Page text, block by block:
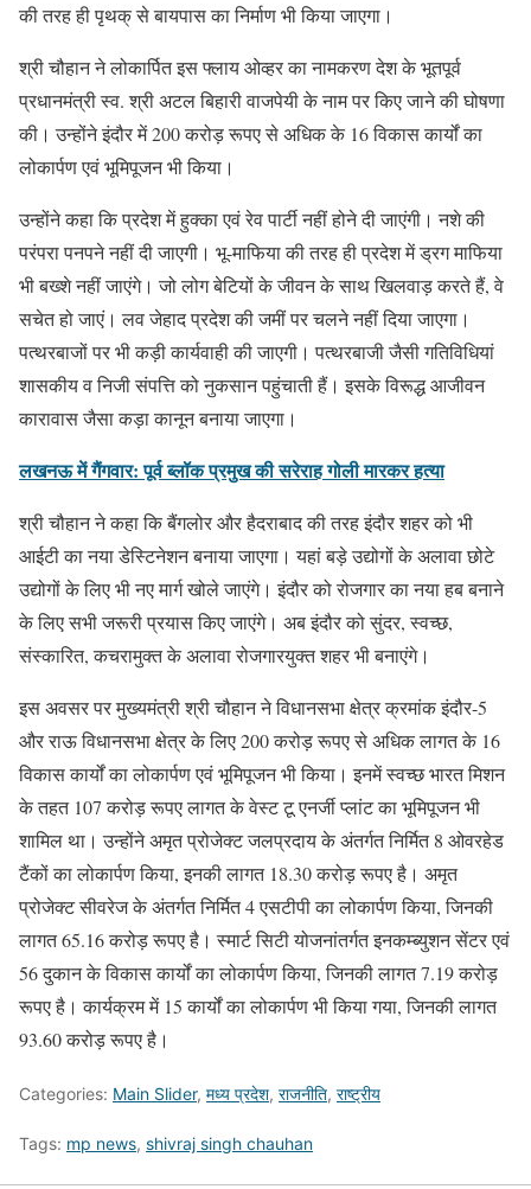
की तरह ही पृथक् से बायपास का निर्माण भी किया जाएगा।
श्री चौहान ने लोकार्पित इस फ्लाय ओव्हर का नामकरण देश के भूतपूर्व
प्रधानमंत्री स्व. श्री अटल बिहारी वाजपेयी के नाम पर किए जाने की घोषणा
की। उन्होंने इंदौर में 200 करोड़ रूपए से अधिक के 16 विकास कार्यों का
लोकार्पण एवं भूमिपूजन भी किया।
उन्होंने कहा कि प्रदेश में हुक्का एवं रेव पार्टी नहीं होने दी जाएंगी। नशे की
परंपरा पनपने नहीं दी जाएगी। भू-माफिया की तरह ही प्रदेश में ड्रग माफिया
भी बख्शे नहीं जाएंगे। जो लोग बेटियों के जीवन के साथ खिलवाड़ करते हैं, वे
सचेत हो जाएं। लव जेहाद प्रदेश की जमीं पर चलने नहीं दिया जाएगा।
पत्थरबाजों पर भी कड़ी कार्यवाही की जाएगी। पत्थरबाजी जैसी गतिविधियां
शासकीय व निजी संपत्ति को नुकसान पहुंचाती हैं। इसके विरूद्ध आजीवन
कारावास जैसा कड़ा कानून बनाया जाएगा।
लखनऊ में गैंगवार: पूर्व ब्लॉक प्रमुख की सरेराह गोली मारकर हत्या
श्री चौहान ने कहा कि बैंगलोर और हैदराबाद की तरह इंदौर शहर को भी
आईटी का नया डेस्टिनेशन बनाया जाएगा। यहां बड़े उद्योगों के अलावा छोटे
उद्योगों के लिए भी नए मार्ग खोले जाएंगे। इंदौर को रोजगार का नया हब बनाने
के लिए सभी जरूरी प्रयास किए जाएंगे। अब इंदौर को सुंदर, स्वच्छ,
संस्कारित, कचरामुक्त के अलावा रोजगारयुक्त शहर भी बनाएंगे।
इस अवसर पर मुख्यमंत्री श्री चौहान ने विधानसभा क्षेत्र क्रमांक इंदौर-5
और राऊ विधानसभा क्षेत्र के लिए 200 करोड़ रूपए से अधिक लागत के 16
विकास कार्यों का लोकार्पण एवं भूमिपूजन भी किया। इनमें स्वच्छ भारत मिशन
के तहत 107 करोड़ रूपए लागत के वेस्ट टू एनर्जी प्लांट का भूमिपूजन भी
शामिल था। उन्होंने अमृत प्रोजेक्ट जलप्रदाय के अंतर्गत निर्मित 8 ओवरहेड
टैंकों का लोकार्पण किया, इनकी लागत 18.30 करोड़ रूपए है। अमृत
प्रोजेक्ट सीवरेज के अंतर्गत निर्मित 4 एसटीपी का लोकार्पण किया, जिनकी
लागत 65.16 करोड़ रूपए है। स्मार्ट सिटी योजनांतर्गत इनकम्ब्युशन सेंटर एवं
56 दुकान के विकास कार्यों का लोकार्पण किया, जिनकी लागत 7.19 करोड़
रूपए है। कार्यक्रम में 15 कार्यों का लोकार्पण भी किया गया, जिनकी लागत
93.60 करोड़ रूपए है।
Categories: Main Slider, मध्य प्रदेश, राजनीति, राष्ट्रीय
Tags: mp news, shivraj singh chauhan